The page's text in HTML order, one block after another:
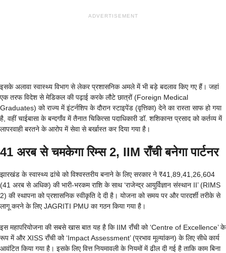
ADVERTISEMENT
इसके अलावा स्वास्थ्य विभाग से लेकर प्रशासनिक अमले में भी बड़े बदलाव किए गए हैं। जहां
एक तरफ विदेश से मेडिकल की पढ़ाई करके लौटे छात्रों (Foreign Medical
Graduates) को राज्य में इंटर्नशिप के दौरान स्टाइपेंड (वृत्तिका) देने का रास्ता साफ हो गया
है, वहीं चाईबासा के बन्दगाँव में तैनात चिकित्सा पदाधिकारी डॉ. शशिकान्त प्रसाद को कर्तव्य में
लापरवाही बरतने के आरोप में सेवा से बर्खास्त कर दिया गया है।
41 अरब से चमकेगा रिम्स 2, IIM राँची बनेगा पार्टनर
झारखंड के स्वास्थ्य ढांचे को विश्वस्तरीय बनाने के लिए सरकार ने ₹41,89,41,26,604
(41 अरब से अधिक) की भारी-भरकम राशि के साथ ‘राजेन्द्र आयुर्विज्ञान संस्थान II’ (RIMS
2) की स्थापना को प्रशासनिक स्वीकृति दे दी है। योजना को समय पर और पारदर्शी तरीके से
लागू करने के लिए JAGRITI PMU का गठन किया गया है।
इस महापरियोजना की सबसे खास बात यह है कि IIM राँची को ‘Centre of Excellence’ के
रूप में और XISS राँची को ‘Impact Assessment’ (प्रभाव मूल्यांकन) के लिए सीधे कार्य
आवंटित किया गया है। इसके लिए वित्त नियमावली के नियमों में ढील दी गई है ताकि काम बिना